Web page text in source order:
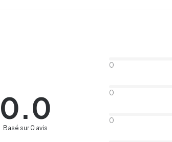
0.0
Basé sur 0 avis
0
0
0